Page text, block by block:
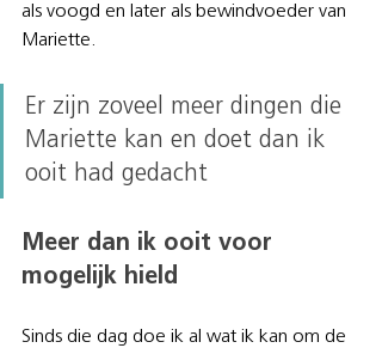
als voogd en later als bewindvoeder van
Mariette.
Er zijn zoveel meer dingen die
Mariette kan en doet dan ik
ooit had gedacht
Meer dan ik ooit voor
mogelijk hield
Sinds die dag doe ik al wat ik kan om de